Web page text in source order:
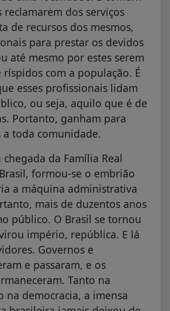
reclamarem dos serviços
de recursos dos mesmos,
para prestar os devidos
até mesmo por estes serem
ríspidos com a população. É
esses profissionais lidam
ou seja, aquilo que é de
Portanto, ganham para
a toda comunidade.
chegada da Família Real
formou-se o embrião
a máquina administrativa
mais de duzentos anos
público. O Brasil se tornou
império, república. E lá
Governos e
e passaram, e os
Tanto na
na democracia, a imensa